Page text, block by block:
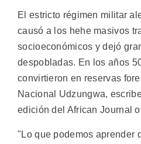
El estricto régimen militar
causó a los hehe masivos
socioeconómicos y dejó
despobladas. En los años
convirtieron en reservas
Nacional Udzungwa,
edición del African Journal
"Lo que podemos aprender